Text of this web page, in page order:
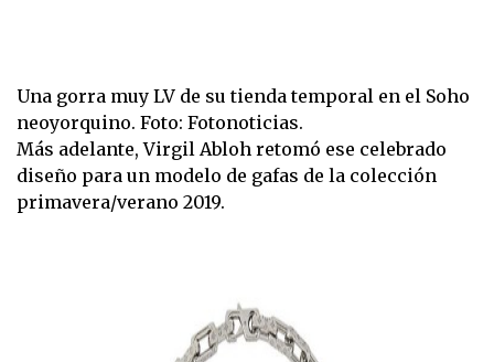
Una gorra muy LV de su tienda temporal en el Soho
neoyorquino. Foto: Fotonoticias.
Más adelante, Virgil Abloh retomó ese celebrado
diseño para un modelo de gafas de la colección
primavera/verano 2019.